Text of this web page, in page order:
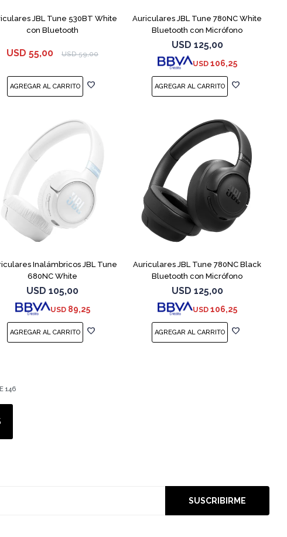
JBL Tune 530BT White
con Bluetooth
USD 55,00 USD 59,00
Auriculares JBL Tune 780NC White
Bluetooth con Micrófono
USD 125,00
USD 106,25
Inalámbricos JBL Tune
680NC White
USD 105,00
USD 89,25
Auriculares JBL Tune 780NC Black
Bluetooth con Micrófono
USD 125,00
USD 106,25
146
SUSCRIBIRME